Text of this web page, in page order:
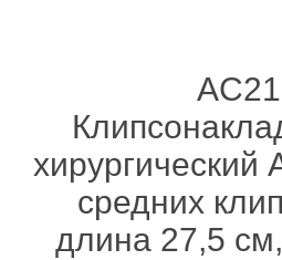
хирургический
средних
длина 27,5